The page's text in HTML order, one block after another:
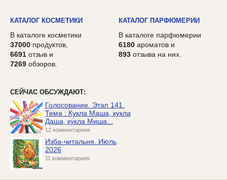
КАТАЛОГ КОСМЕТИКИ
В каталоге косметики
37000 продуктов,
6691 отзыв и
7269 обзоров.
КАТАЛОГ ПАРФЮМЕРИИ
В каталоге парфюмерии
6180 ароматов и
893 отзыва на них.
СЕЙЧАС ОБСУЖДАЮТ:
Голосование. Этап 141.
Тема : Кукла Маша, кукла
Даша, кукла Миша...
12 комментариев
Изба-читальня. Июль
2026
11 комментариев